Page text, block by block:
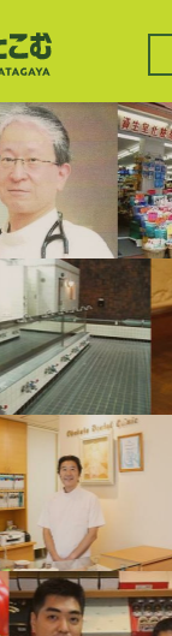
メ
ナ
ビ
ゲ
ー
シ
ョ
ン